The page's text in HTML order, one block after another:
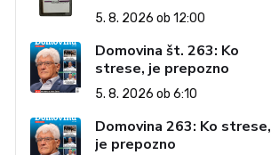
Priprave na sestop z
oblasti – dvorska
opozicija 6: Gramsci na
delu: Revija 2000 in
revolucionarna izvotlitev
krščanstva
5. 8. 2026 ob 12:00
Domovina št. 263: Ko
strese, je prepozno
5. 8. 2026 ob 6:10
Domovina 263: Ko strese,
je prepozno